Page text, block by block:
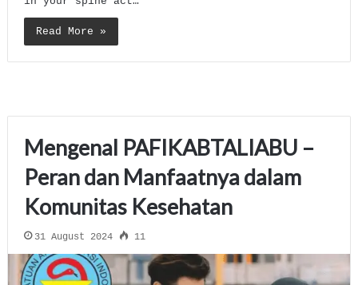
Read More »
Mengenal PAFIKABTALIABU –
Peran dan Manfaatnya dalam
Komunitas Kesehatan
31 August 2024 11